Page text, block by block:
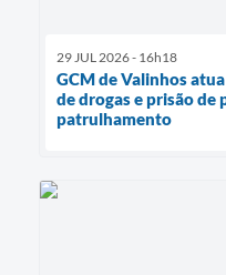
29 JUL 2026 - 16h18
GCM de Valinhos
de drogas e prisão
patrulhamento